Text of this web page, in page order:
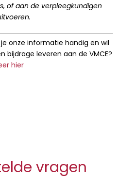
of aan de verpleegkundigen
onze informatie handig en wil
bijdrage leveren aan de VMCE?
hier
vragen